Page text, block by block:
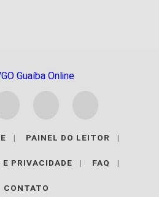
| PAINEL DO LEITOR |
E PRIVACIDADE | FAQ |
CONTATO